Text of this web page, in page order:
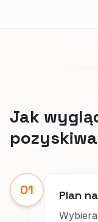
Jak
01 Plan